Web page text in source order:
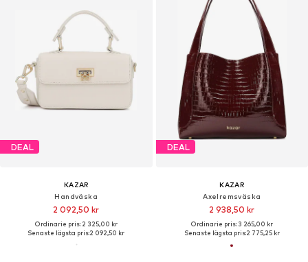
DEAL
KAZAR
Handväska
2 092,50 kr
Ordinarie pris: 2 325,00 kr
Senaste lägsta pris:2 092,50 kr
DEAL
KAZAR
Axelremsväska
2 938,50 kr
Ordinarie pris: 3 265,00 kr
Senaste lägsta pris:2 775,25 kr